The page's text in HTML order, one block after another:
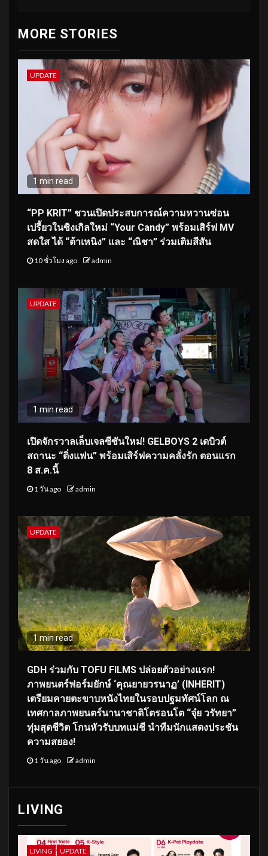
MORE STORIES
UPDATE
1 min read
“PP KRIT” ชวนเปิดประสบการณ์ความหวานซ่อน
เปรี้ยวในซิงเกิลใหม่ “Your Candy” พร้อมเสิร์ฟ MV
สดใส ได้ “ต้าเหนิง” และ “ณิชา” ร่วมเติมสีสัน
10 ชั่วโมง ago admin
UPDATE
1 min read
เปิดจักรวาลเล็บเจลซีซันใหม่! GELBOYS 2 เดบิวต์
สถานะ “ติ่งแฟน” พร้อมเสิร์ฟความคลั่งรัก ตอนแรก
8 ส.ค.นี้
1 วัน ago admin
UPDATE
1 min read
GDH ร่วมกับ TOFU FILMS ปล่อยตัวอย่างแรก!
ภาพยนตร์ฟอร์มยักษ์ ‘คุณยายวรนาฏ’ (INHERIT)
เตรียมคายตะขาบหนังไทยในรอบปฐมทัศน์โลก ณ
เทศกาลภาพยนตร์นานาชาติโตรอนโต “จุ๋ย วรัทยา”
ทุ่มสุดชีวิต โกนหัวรับบทแม่ชี นำทีมนักแสดงประชัน
ความสยอง!
1 วัน ago admin
LIVING
LIVING UPDATE